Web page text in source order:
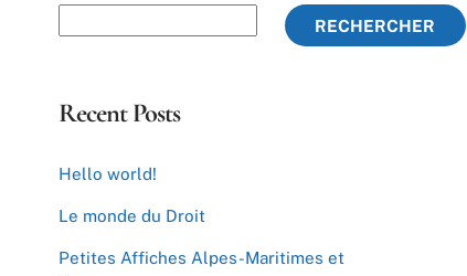
RECHERCHER
Recent Posts
Hello world!
Le monde du Droit
Petites Affiches Alpes-Maritimes et